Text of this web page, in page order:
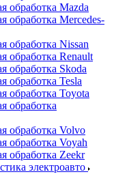
обработка Mazda
обработка Mercedes-
обработка Nissan
обработка Renault
обработка Skoda
обработка Tesla
обработка Toyota
обработка
обработка Volvo
обработка Voyah
обработка Zeekr
электроавто